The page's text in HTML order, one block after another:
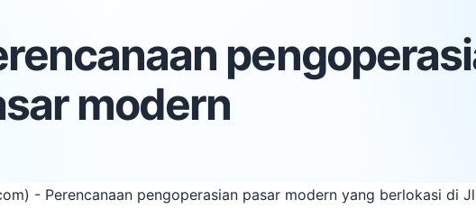
modern
- Perencanaan pengoperasian pasar modern yang berlokasi di